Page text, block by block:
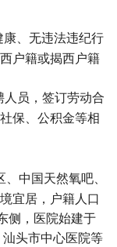
、无违法违纪行
户籍或揭西户籍
人员，签订劳动合
保、公积金等相
中国天然氧吧、
宜居，户籍人口
侧，医院始建于
头市中心医院等